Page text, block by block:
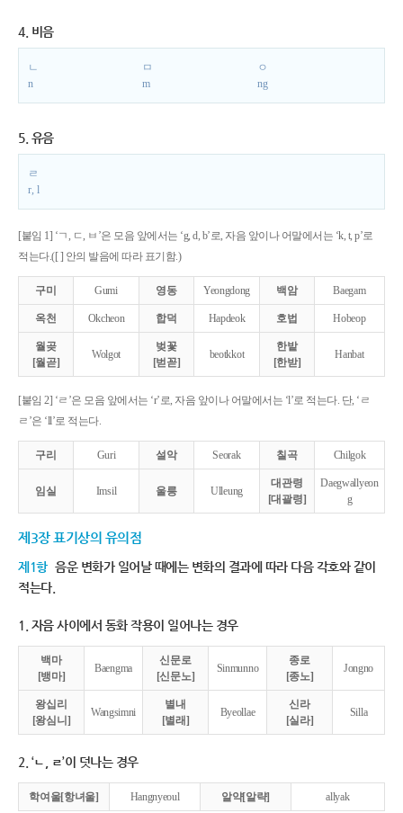
4. 비음
ㄴ
n
ㅁ
m
ㅇ
ng
5. 유음
ㄹ
r, l
[붙임 1] ‘ㄱ, ㄷ, ㅂ’은 모음 앞에서는 ‘g, d, b’로, 자음 앞이나 어말에서는 ‘k, t, p’로
적는다.([ ] 안의 발음에 따라 표기함.)
구미 Gumi 영동 Yeongdong 백암 Baegam
옥천 Okcheon 합덕 Hapdeok 호법 Hobeop
월곶
[월곧]
Wolgot
벚꽃
[벋꼳]
beotkkot
한밭
[한받]
Hanbat
[붙임 2] ‘ㄹ’은 모음 앞에서는 ‘r’로, 자음 앞이나 어말에서는 ‘l’로 적는다. 단, ‘ㄹ
ㄹ’은 ‘ll’로 적는다.
구리 Guri 설악 Seorak 칠곡 Chilgok
임실 Imsil 울릉 Ulleung
대관령
[대괄령]
Daegwallyeon
g
제3장 표기상의 유의점
제1항 음운 변화가 일어날 때에는 변화의 결과에 따라 다음 각호와 같이
적는다.
1. 자음 사이에서 동화 작용이 일어나는 경우
백마
[뱅마]
Baengma
신문로
[신문노]
Sinmunno
종로
[종노]
Jongno
왕십리
[왕심니]
Wangsimni
별내
[별래]
Byeollae
신라
[실라]
Silla
2. ‘ㄴ, ㄹ’이 덧나는 경우
학여울[항녀울] Hangnyeoul 알약[알략] allyak